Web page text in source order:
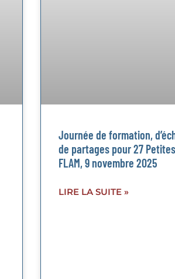
Journée de formation,
de partages pour 27
FLAM, 9 novembre 2025
LIRE LA SUITE »